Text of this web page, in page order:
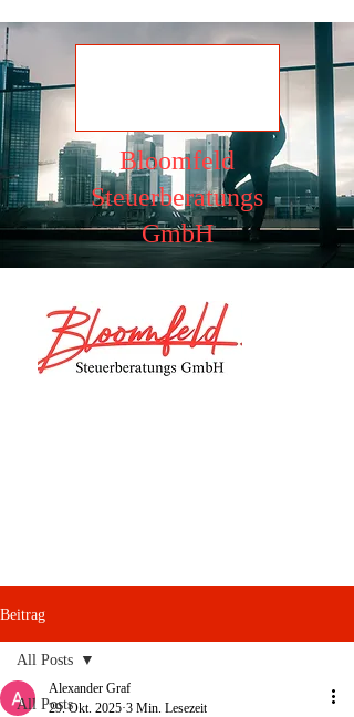
Bloomfeld
Steuerberatungs
GmbH
Beitrag
All Posts
All Posts
Alexander Graf
29. Okt. 2025 3 Min. Lesezeit